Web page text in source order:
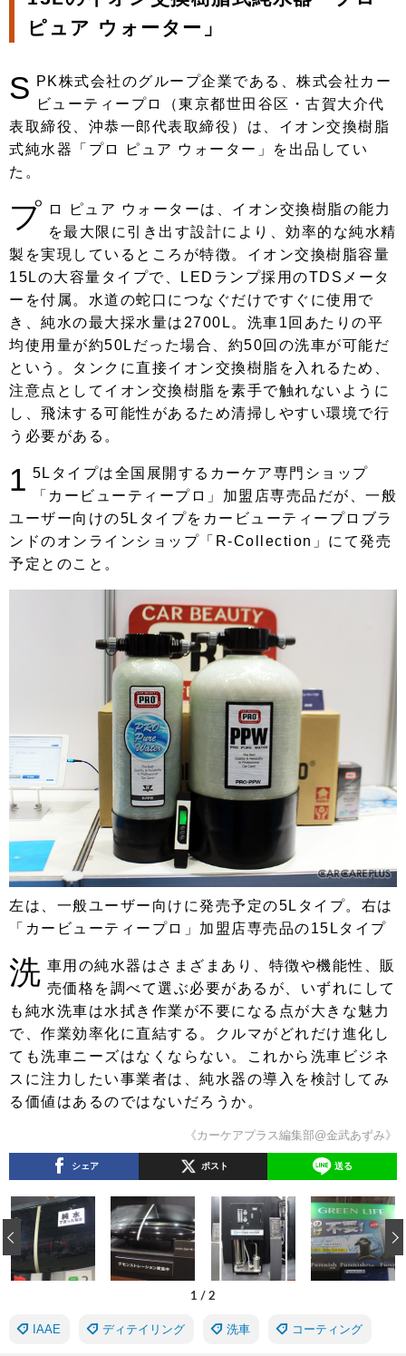
ピュア ウォーター」
S PK株式会社のグループ企業である、株式会社カー
ビューティープロ（東京都世田谷区・古賀大介代
表取締役、沖恭一郎代表取締役）は、イオン交換樹脂
式純水器「プロ ピュア ウォーター」を出品してい
た。
プ ロ ピュア ウォーターは、イオン交換樹脂の能力
を最大限に引き出す設計により、効率的な純水精
製を実現しているところが特徴。イオン交換樹脂容量
15Lの大容量タイプで、LEDランプ採用のTDSメータ
ーを付属。水道の蛇口につなぐだけですぐに使用で
き、純水の最大採水量は2700L。洗車1回あたりの平
均使用量が約50Lだった場合、約50回の洗車が可能だ
という。タンクに直接イオン交換樹脂を入れるため、
注意点としてイオン交換樹脂を素手で触れないように
し、飛沫する可能性があるため清掃しやすい環境で行
う必要がある。
1 5Lタイプは全国展開するカーケア専門ショップ
「カービューティープロ」加盟店専売品だが、一般
ユーザー向けの5Lタイプをカービューティープロブラ
ンドのオンラインショップ「R-Collection」にて発売
予定とのこと。
左は、一般ユーザー向けに発売予定の5Lタイプ。右は
「カービューティープロ」加盟店専売品の15Lタイプ
洗 車用の純水器はさまざまあり、特徴や機能性、販
売価格を調べて選ぶ必要があるが、いずれにして
も純水洗車は水拭き作業が不要になる点が大きな魅力
で、作業効率化に直結する。クルマがどれだけ進化し
ても洗車ニーズはなくならない。これから洗車ビジネ
スに注力したい事業者は、純水器の導入を検討してみ
る価値はあるのではないだろうか。
《カーケアプラス編集部@金武あずみ》
シェア ポスト 送る
1 / 2
‹
IAAE ディテイリング 洗車 コーティング